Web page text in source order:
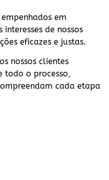
empenhados em
de nossos
eficazes e justas.
nossos clientes
todo o processo,
cada etapa